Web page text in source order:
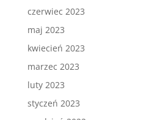
czerwiec 2023
maj 2023
kwiecień 2023
marzec 2023
luty 2023
styczeń 2023